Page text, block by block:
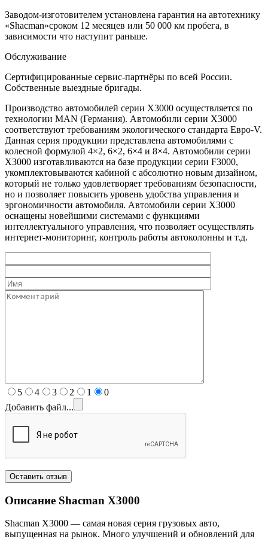
Заводом-изготовителем установлена гарантия на автотехнику
«Shacman»сроком 12 месяцев или 50 000 км пробега, в
зависимости что наступит раньше.
Обслуживание
Сертифицированные сервис-партнёры по всей России.
Собственные выездные бригады.
Производство автомобилей серии X3000 осуществляется по
технологии MAN (Германия). Автомобили серии X3000
соответствуют требованиям экологического стандарта Евро-V.
Данная серия продукции представлена автомобилями с
колесной формулой 4×2, 6×2, 6×4 и 8×4. Автомобили серии
X3000 изготавливаются на базе продукции серии F3000,
укомплектовываются кабиной с абсолютно новым дизайном,
который не только удовлетворяет требованиям безопасности,
но и позволяет повысить уровень удобства управления и
эргономичности автомобиля. Автомобили серии X3000
оснащены новейшими системами с функциями
интеллектуального управления, что позволяет осуществлять
интернет-мониторинг, контроль работы автоколонны и т.д.
5 4 3 2 1
0
Добавить файл...
Описание Shacman X3000
Shacman X3000 — самая новая серия грузовых авто,
выпущенная на рынок. Много улучшений и обновлений для